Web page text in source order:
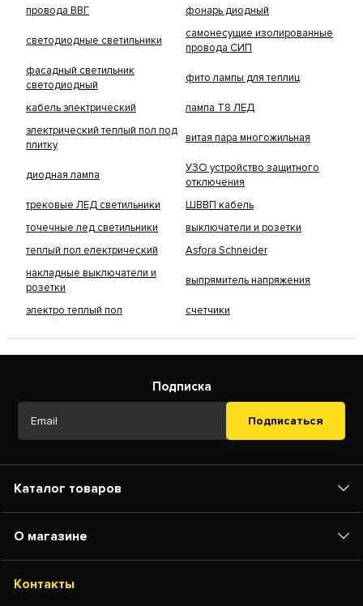
провода ВВГ фонарь диодный
светодиодные светильники
самонесущие изолированные
провода СИП
фасадный светильник
светодиодный
фито лампы для теплиц
кабель электрический
лампа Т8 ЛЕД
электрический теплый пол под
плитку
витая пара многожильная
диодная лампа
УЗО устройство защитного
отключения
трековые ЛЕД светильники
ШВВП кабель
точечные лед светильники
выключатели и розетки
теплый пол електрический
Asfora Schneider
накладные выключатели и
розетки
выпрямитель напряжения
электро теплый пол счетчики
Подписка
Подписаться
Каталог товаров
О магазине
Контакты